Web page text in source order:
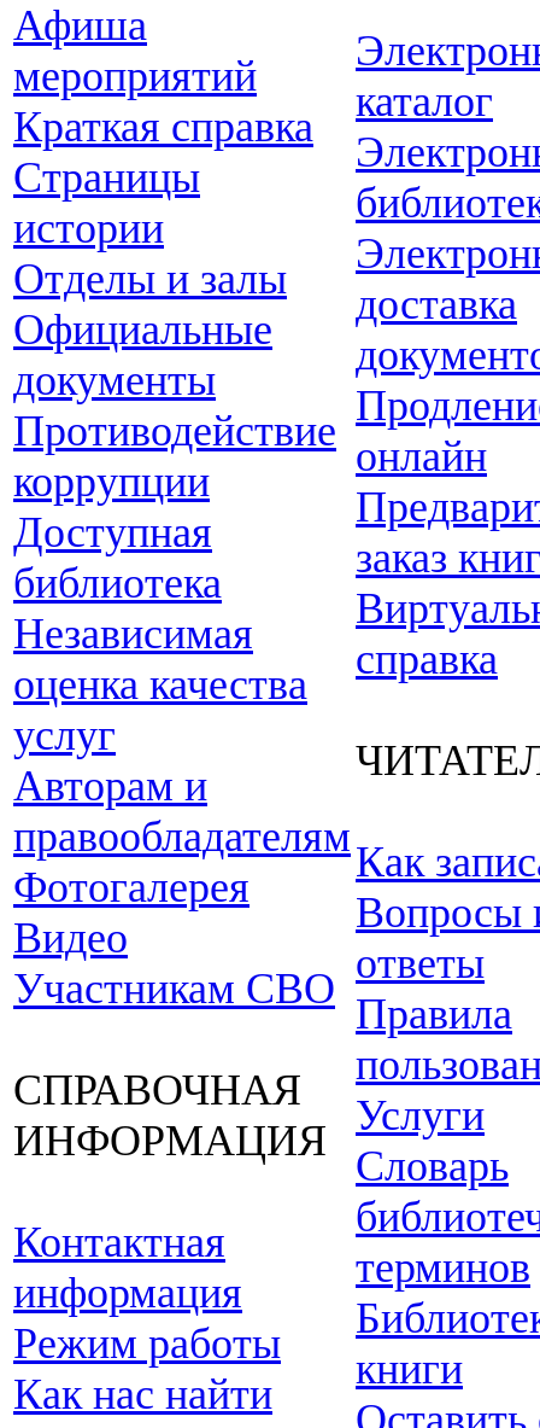
Афиша
мероприятий
Краткая справка
Страницы
истории
Отделы и залы
Официальные
документы
Противодействие
коррупции
Доступная
библиотека
Независимая
оценка качества
услуг
Авторам и
правообладателям
Фотогалерея
Видео
Участникам СВО
СПРАВОЧНАЯ
ИНФОРМАЦИЯ
Контактная
информация
Режим работы
Как нас найти
каталог
доставка
онлайн
заказ
справка
Как
Вопросы
ответы
Правила
Услуги
Словарь
терминов
книги